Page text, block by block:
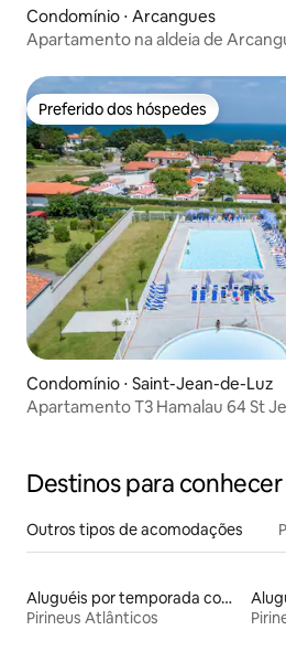
Condomínio ⋅ Arcangues
Apartamento na aldeia de
Preferido dos hóspedes
Preferido dos hóspedes
Condomínio ⋅ Saint-Jean-de-Luz
Apartamento T3 Hamalau 64 St
Destinos para conhecer
Outros tipos de acomodações
Aluguéis por temporada com café da manhã
Pirineus Atlânticos